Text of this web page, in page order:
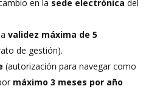
en la sede electrónica del
validez máxima de 5
de gestión).
(autorización para navegar como
máximo 3 meses por año